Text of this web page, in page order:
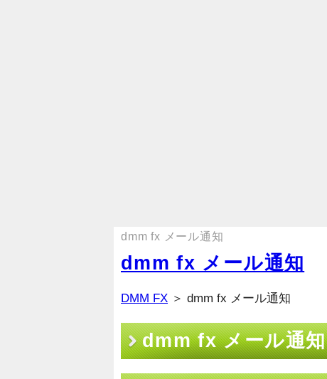
dmm fx メール通知
dmm fx メール通知
DMM FX ＞ dmm fx メール通知
dmm fx メール通知